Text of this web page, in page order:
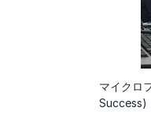
マイクロ
Success)